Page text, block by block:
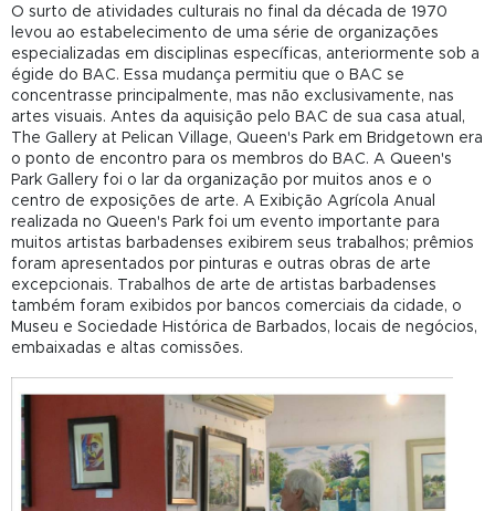
O surto de atividades culturais no final da década de 1970
levou ao estabelecimento de uma série de organizações
especializadas em disciplinas específicas, anteriormente sob a
égide do BAC. Essa mudança permitiu que o BAC se
concentrasse principalmente, mas não exclusivamente, nas
artes visuais. Antes da aquisição pelo BAC de sua casa atual,
The Gallery at Pelican Village, Queen's Park em Bridgetown era
o ponto de encontro para os membros do BAC. A Queen's
Park Gallery foi o lar da organização por muitos anos e o
centro de exposições de arte. A Exibição Agrícola Anual
realizada no Queen's Park foi um evento importante para
muitos artistas barbadenses exibirem seus trabalhos; prêmios
foram apresentados por pinturas e outras obras de arte
excepcionais. Trabalhos de arte de artistas barbadenses
também foram exibidos por bancos comerciais da cidade, o
Museu e Sociedade Histórica de Barbados, locais de negócios,
embaixadas e altas comissões.